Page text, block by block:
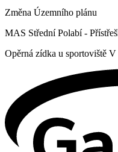
Změna Územního plánu
MAS Střední Polabí -
Opěrná zídka u sportoviště